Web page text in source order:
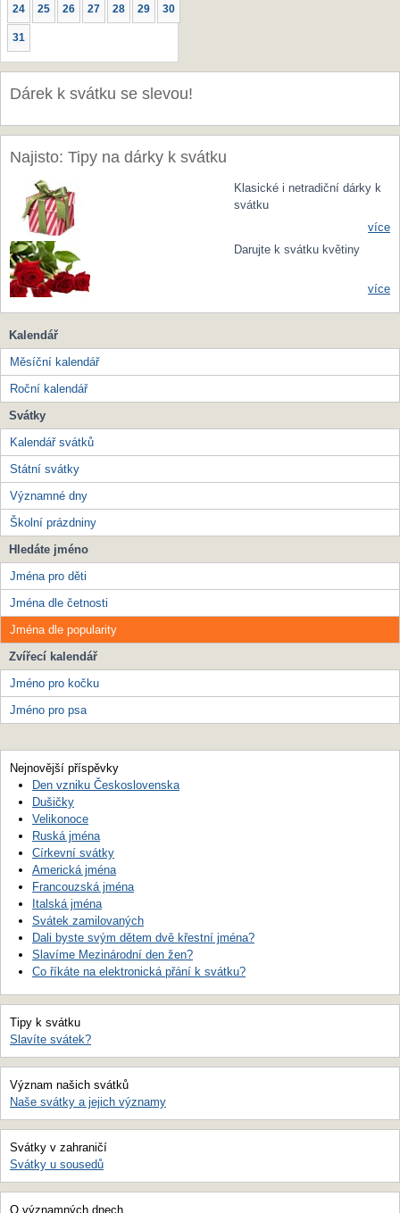
24 25 26 27 28 29 30
31
Dárek k svátku se slevou!
Najisto: Tipy na dárky k svátku
Klasické i netradiční dárky k
svátku
více
Darujte k svátku květiny
více
Kalendář
Měsíční kalendář
Roční kalendář
Svátky
Kalendář svátků
Státní svátky
Významné dny
Školní prázdniny
Hledáte jméno
Jména pro děti
Jména dle četnosti
Jména dle popularity
Zvířecí kalendář
Jméno pro kočku
Jméno pro psa
Nejnovější příspěvky
Den vzniku Československa
Dušičky
Velikonoce
Ruská jména
Církevní svátky
Americká jména
Francouzská jména
Italská jména
Svátek zamilovaných
Dali byste svým dětem dvě křestní jména?
Slavíme Mezinárodní den žen?
Co říkáte na elektronická přání k svátku?
Tipy k svátku
Slavíte svátek?
Význam našich svátků
Naše svátky a jejich významy
Svátky v zahraničí
Svátky u sousedů
O významných dnech